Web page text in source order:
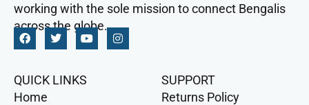
working with the sole mission to connect Bengalis
across the globe.
QUICK LINKS
Home
SUPPORT
Returns Policy